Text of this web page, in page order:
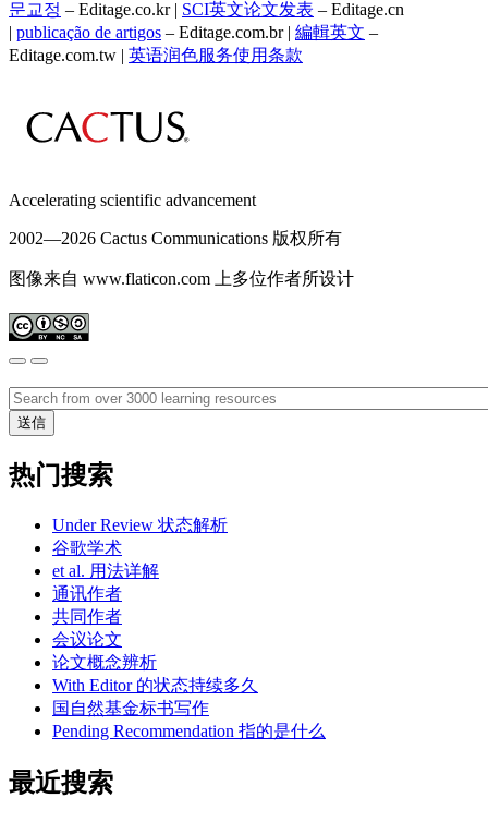
문교정 – Editage.co.kr | SCI英文论文发表 – Editage.cn
| publicação de artigos – Editage.com.br | 編輯英文 –
Editage.com.tw | 英语润色服务使用条款
Accelerating scientific advancement
2002—2026 Cactus Communications 版权所有
图像来自 www.flaticon.com 上多位作者所设计
热门搜索
Under Review 状态解析
谷歌学术
et al. 用法详解
通讯作者
共同作者
会议论文
论文概念辨析
With Editor 的状态持续多久
国自然基金标书写作
Pending Recommendation 指的是什么
最近搜索